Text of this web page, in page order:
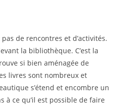
de rencontres et d’activités.
la bibliothèque. C’est la
si bien aménagée de
livres sont nombreux et
s’étend et encombre un
à ce qu’il est possible de faire